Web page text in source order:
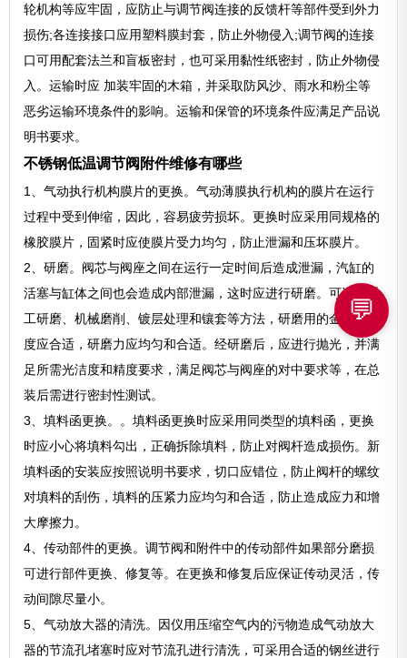
轮机构等应牢固，应防止与调节阀连接的反馈杆等部件受到外力
损伤;各连接接口应用塑料膜封套，防止外物侵入;调节阀的连接
口可用配套法兰和盲板密封，也可采用黏性纸密封，防止外物侵
入。运输时应 加装牢固的木箱，并采取防风沙、雨水和粉尘等
恶劣运输环境条件的影响。运输和保管的环境条件应满足产品说
明书要求。
不锈钢低温调节阀附件维修有哪些
1、气动执行机构膜片的更换。气动薄膜执行机构的膜片在运行
过程中受到伸缩，因此，容易疲劳损坏。更换时应采用同规格的
橡胶膜片，固紧时应使膜片受力均匀，防止泄漏和压坏膜片。
2、研磨。阀芯与阀座之间在运行一定时间后造成泄漏，汽缸的
活塞与缸体之间也会造成内部泄漏，这时应进行研磨。可进行手
工研磨、机械磨削、镀层处理和镶套等方法，研磨用的金刚砂粒
度应合适，研磨力应均匀和合适。经研磨后，应进行抛光，并满
足所需光洁度和精度要求，满足阀芯与阀座的对中要求等，在总
装后需进行密封性测试。
3、填料函更换。。填料函更换时应采用同类型的填料函，更换
时应小心将填料勾出，正确拆除填料，防止对阀杆造成损伤。新
填料函的安装应按照说明书要求，切口应错位，防止阀杆的螺纹
对填料的刮伤，填料的压紧力应均匀和合适，防止造成应力和增
大摩擦力。
4、传动部件的更换。调节阀和附件中的传动部件如果部分磨损
可进行部件更换、修复等。在更换和修复后应保证传动灵活，传
动间隙尽量小。
5、气动放大器的清洗。因仪用压缩空气内的污物造成气动放大
器的节流孔堵塞时应对节流孔进行清洗，可采用合适的钢丝进行
💬